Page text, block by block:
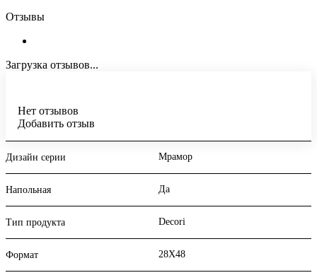
Отзывы
Загрузка отзывов...
Нет отзывов
Добавить отзыв
Дизайн серии Мрамор
Напольная Да
Тип продукта Decori
Формат 28X48